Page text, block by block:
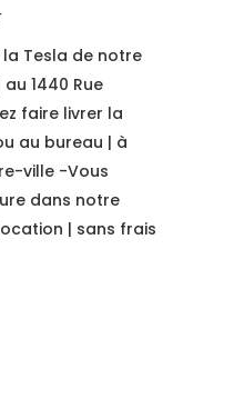
Tesla de notre
1440 Rue
faire livrer la
au bureau | à
ville -Vous
dans notre
| sans frais